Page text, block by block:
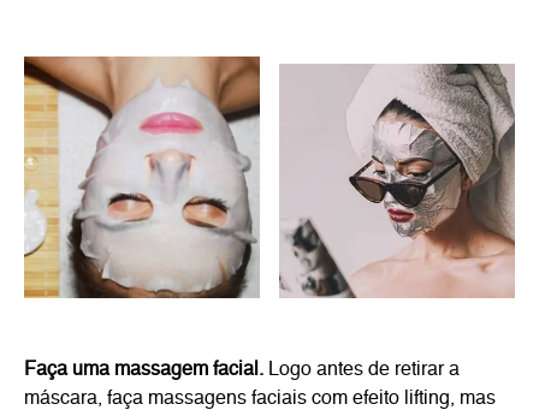
Faça uma massagem facial. Logo antes de retirar a
máscara, faça massagens faciais com efeito lifting, mas